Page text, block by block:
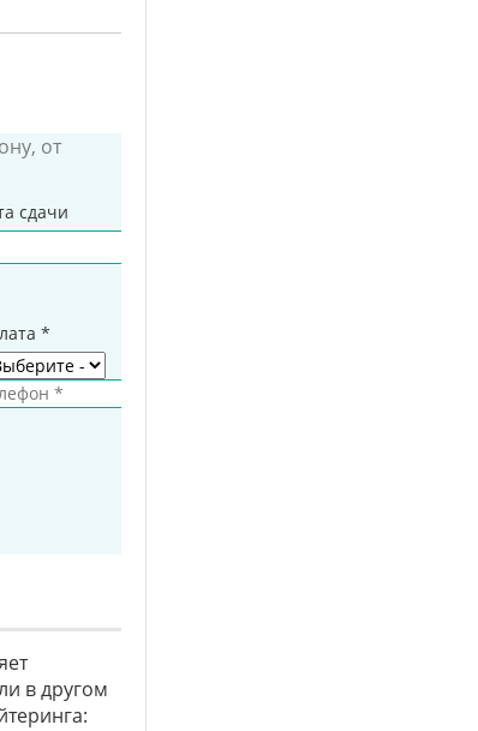
от
сдачи
*
*
в другом